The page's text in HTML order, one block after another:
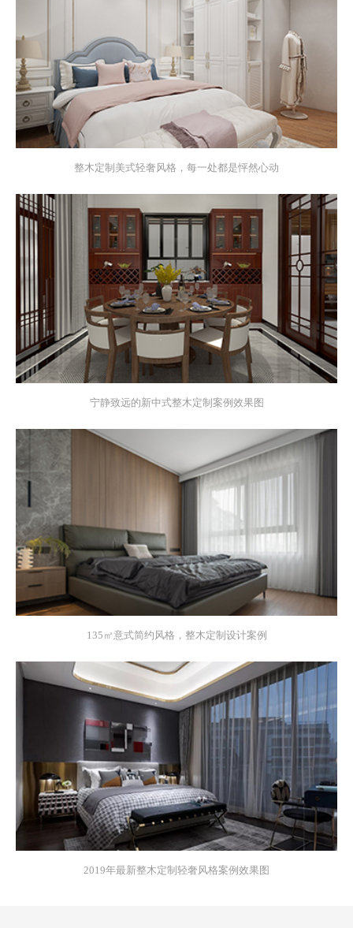
整木定制美式轻奢风格，每一处都是怦然心动
宁静致远的新中式整木定制案例效果图
135㎡意式简约风格，整木定制设计案例
2019年最新整木定制轻奢风格案例效果图